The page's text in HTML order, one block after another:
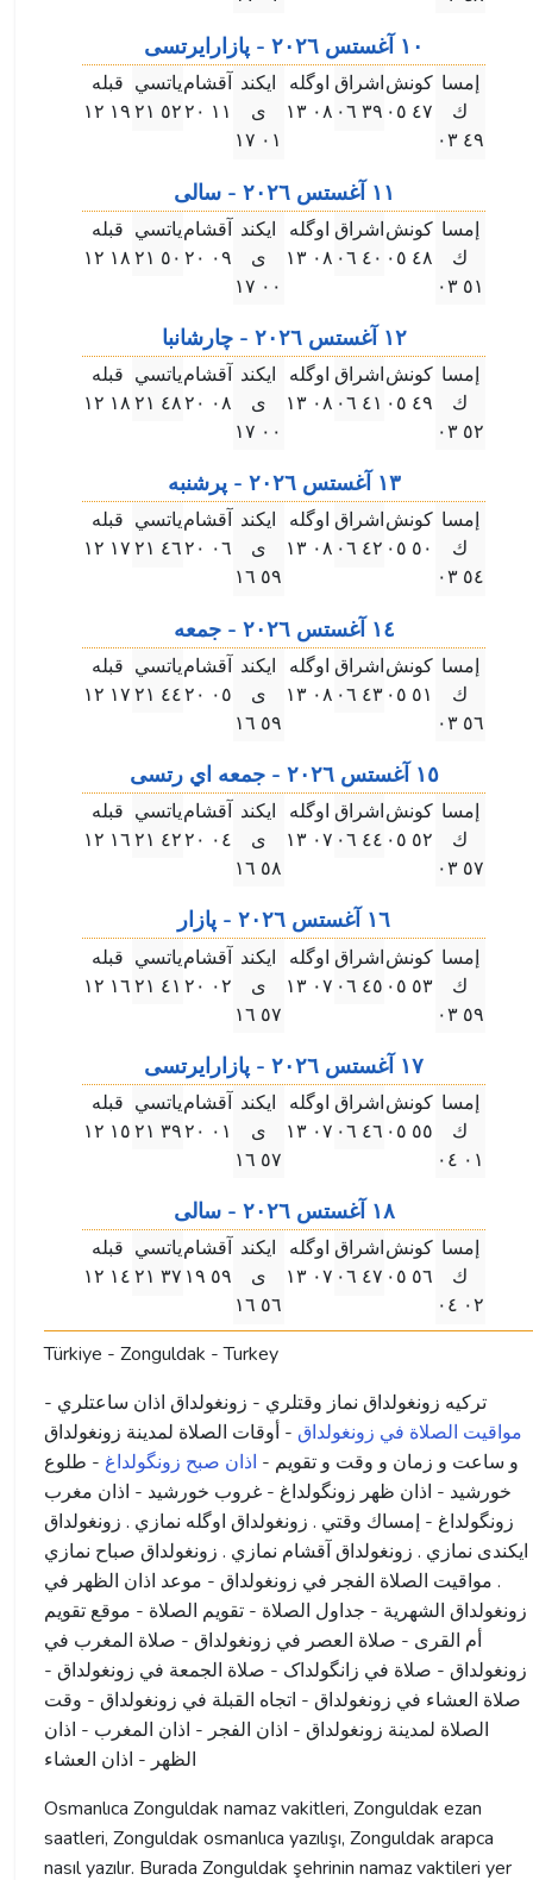
۱۰ آغستس ۲۰۲٦ - پازارايرتسى
إمسا
ك
٤٩ ۰۳
كونش
٤٧ ۰٥
اشراق
۳٩ ۰٦
اوگله
۰٨ ۱۳
ايكند
ى
۰۱ ۱٧
آقشام
۱۱ ۲۰
ياتسي
٥۲ ۲۱
قبله
۱٩ ۱۲
۱۱ آغستس ۲۰۲٦ - سالى
إمسا
ك
٥۱ ۰۳
كونش
٤٨ ۰٥
اشراق
٤۰ ۰٦
اوگله
۰٨ ۱۳
ايكند
ى
۰۰ ۱٧
آقشام
۰٩ ۲۰
ياتسي
٥۰ ۲۱
قبله
۱٨ ۱۲
۱۲ آغستس ۲۰۲٦ - چارشانبا
إمسا
ك
٥۲ ۰۳
كونش
٤٩ ۰٥
اشراق
٤۱ ۰٦
اوگله
۰٨ ۱۳
ايكند
ى
۰۰ ۱٧
آقشام
۰٨ ۲۰
ياتسي
٤٨ ۲۱
قبله
۱٨ ۱۲
۱۳ آغستس ۲۰۲٦ - پرشنبه
إمسا
ك
٥٤ ۰۳
كونش
٥۰ ۰٥
اشراق
٤۲ ۰٦
اوگله
۰٨ ۱۳
ايكند
ى
٥٩ ۱٦
آقشام
۰٦ ۲۰
ياتسي
٤٦ ۲۱
قبله
۱٧ ۱۲
۱٤ آغستس ۲۰۲٦ - جمعه
إمسا
ك
٥٦ ۰۳
كونش
٥۱ ۰٥
اشراق
٤۳ ۰٦
اوگله
۰٨ ۱۳
ايكند
ى
٥٩ ۱٦
آقشام
۰٥ ۲۰
ياتسي
٤٤ ۲۱
قبله
۱٧ ۱۲
۱٥ آغستس ۲۰۲٦ - جمعه اي رتسى
إمسا
ك
٥٧ ۰۳
كونش
٥۲ ۰٥
اشراق
٤٤ ۰٦
اوگله
۰٧ ۱۳
ايكند
ى
٥٨ ۱٦
آقشام
۰٤ ۲۰
ياتسي
٤۲ ۲۱
قبله
۱٦ ۱۲
۱٦ آغستس ۲۰۲٦ - پازار
إمسا
ك
٥٩ ۰۳
كونش
٥۳ ۰٥
اشراق
٤٥ ۰٦
اوگله
۰٧ ۱۳
ايكند
ى
٥٧ ۱٦
آقشام
۰۲ ۲۰
ياتسي
٤۱ ۲۱
قبله
۱٦ ۱۲
۱٧ آغستس ۲۰۲٦ - پازارايرتسى
إمسا
ك
۰۱ ۰٤
كونش
٥٥ ۰٥
اشراق
٤٦ ۰٦
اوگله
۰٧ ۱۳
ايكند
ى
٥٧ ۱٦
آقشام
۰۱ ۲۰
ياتسي
۳٩ ۲۱
قبله
۱٥ ۱۲
۱٨ آغستس ۲۰۲٦ - سالى
إمسا
ك
۰۲ ۰٤
كونش
٥٦ ۰٥
اشراق
٤٧ ۰٦
اوگله
۰٧ ۱۳
ايكند
ى
٥٦ ۱٦
آقشام
٥٩ ۱٩
ياتسي
۳٧ ۲۱
قبله
۱٤ ۱۲
Türkiye - Zonguldak - Turkey
ترکیه زونغولداق نماز وقتلري - زونغولداق اذان ساعتلري -
مواقيت الصلاة في زونغولداق - أوقات الصلاة لمدينة زونغولداق
و ساعت و زمان و وقت و تقویم - اذان صبح زونگولداغ - طلوع
خورشید - اذان ظهر زونگولداغ - غروب خورشید - اذان مغرب
زونگولداغ - إمساك وقتي . زونغولداق اوگله نمازي . زونغولداق
ايكندى نمازي . زونغولداق آقشام نمازي . زونغولداق صباح نمازي
. مواقيت الصلاة الفجر في زونغولداق - موعد اذان الظهر في
زونغولداق الشهرية - جداول الصلاة - تقويم الصلاة - موقع تقويم
أم القرى - صلاة العصر في زونغولداق - صلاة المغرب في
زونغولداق - صلاة في زانگولداک - صلاة الجمعة في زونغولداق -
صلاة العشاء في زونغولداق - اتجاه القبلة في زونغولداق - وقت
الصلاة لمدينة زونغولداق - اذان الفجر - اذان المغرب - اذان
الظهر - اذان العشاء
Osmanlıca Zonguldak namaz vakitleri, Zonguldak ezan
saatleri, Zonguldak osmanlıca yazılışı, Zonguldak arapca
nasıl yazılır. Burada Zonguldak şehrinin namaz vaktileri yer